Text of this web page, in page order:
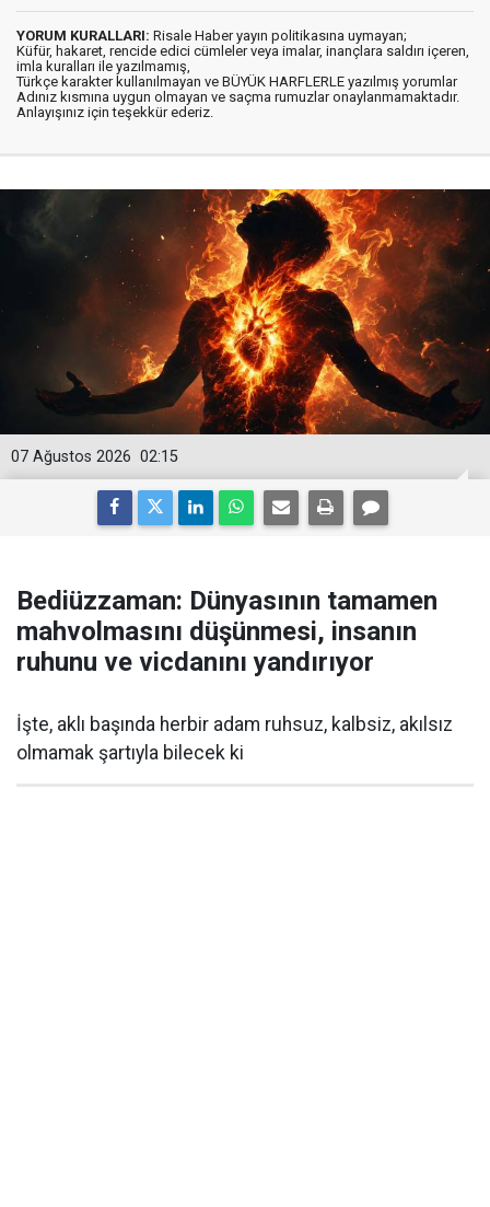
YORUM KURALLARI: Risale Haber yayın politikasına uymayan;
Küfür, hakaret, rencide edici cümleler veya imalar, inançlara saldırı içeren,
imla kuralları ile yazılmamış,
Türkçe karakter kullanılmayan ve BÜYÜK HARFLERLE yazılmış yorumlar
Adınız kısmına uygun olmayan ve saçma rumuzlar onaylanmamaktadır.
Anlayışınız için teşekkür ederiz.
02:15
07 Ağustos 2026
Bediüzzaman: Dünyasının tamamen
mahvolmasını düşünmesi, insanın
ruhunu ve vicdanını yandırıyor
İşte, aklı başında herbir adam ruhsuz, kalbsiz, akılsız
olmamak şartıyla bilecek ki